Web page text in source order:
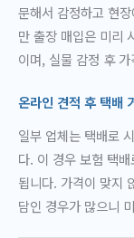
문해서 감정하고 현
만 출장 매입은 미리
이며, 실물 감정 후
온라인 견적 후 택배
일부 업체는 택배로
다. 이 경우 보험 택
됩니다. 가격이 맞지
담인 경우가 많으니